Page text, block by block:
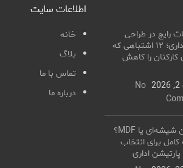
رایج در طراحی
فضای اداری؛ ۱۲ اشتباهی که
کارکنان را کاهش
No
پارتیشن شیشه‌ای یا MDF؟
برای انتخاب
اداری
اطلاعات سایت
خانه
بلاگ
تماس با ما
درباره ما